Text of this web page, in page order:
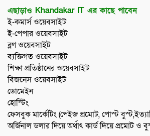
এছাড়াও Khandakar IT এর কাছে পাবেন
ই-কমার্স ওয়েবসাইট
ই-পেপার ওয়েবসাইট
ব্লগ ওয়েবসাইট
ব্যক্তিগত ওয়েবসাইট
শিক্ষা প্রতিষ্ঠানের ওয়েবসাইট
বিজনেস ওয়েবসাইট
ডোমেইন
হোস্টিং
ফেসবুক মার্কেটিং (পেইজ প্রমোট, পোস্ট
অর্জিনাল ডলার দিয়ে অর্থাৎ কার্ড দিয়ে প্রমোট ও